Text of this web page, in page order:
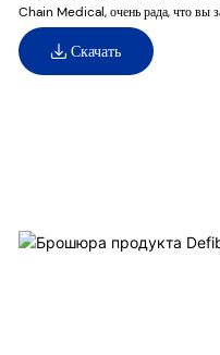
Chain Medical, очень рада, что вы
продукте
Скачать